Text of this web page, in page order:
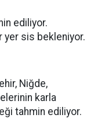
ediliyor.
yer sis bekleniyor.
Niğde,
karla
tahmin ediliyor.